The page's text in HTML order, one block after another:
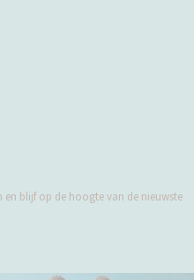
blijf op de hoogte van de nieuwste